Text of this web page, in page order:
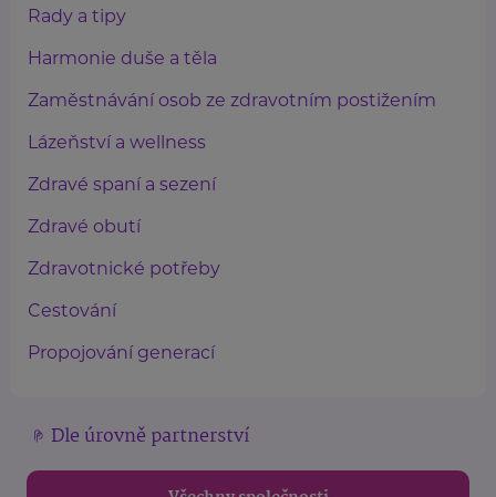
Rady a tipy
Harmonie duše a těla
Zaměstnávání osob ze zdravotním postižením
Lázeňství a wellness
Zdravé spaní a sezení
Zdravé obutí
Zdravotnické potřeby
Cestování
Propojování generací
Dle úrovně partnerství